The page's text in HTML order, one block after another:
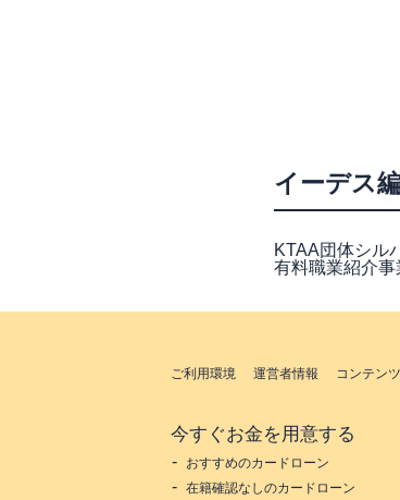
イーデス
KTAA団体シル
有料職業紹介事
ご利用環境 運営者情報 コンテン
今すぐお金を用意する
おすすめのカードローン
在籍確認なしのカードローン